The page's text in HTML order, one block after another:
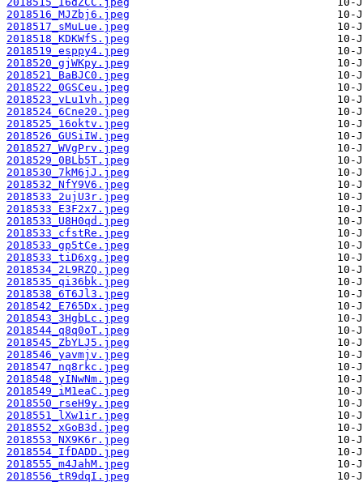
2018516_MJZbj6.jpeg
2018517_sMuLue.jpeg
2018518_KDKWfS.jpeg
2018519_esppy4.jpeg
2018520_gjWKpy.jpeg
2018521_BaBJC0.jpeg
2018522_0GSCeu.jpeg
2018523_vLu1vh.jpeg
2018524_6Cne20.jpeg
2018525_16oktv.jpeg
2018526_GUSiIW.jpeg
2018527_WVgPrv.jpeg
2018529_0BLb5T.jpeg
2018530_7kM6jJ.jpeg
2018532_NfY9V6.jpeg
2018533_2ujU3r.jpeg
2018533_E3F2x7.jpeg
2018533_U8H0qd.jpeg
2018533_cfstRe.jpeg
2018533_gp5tCe.jpeg
2018533_tiD6xg.jpeg
2018534_2L9RZQ.jpeg
2018535_qi36bk.jpeg
2018538_6T6Jl3.jpeg
2018542_E765Dx.jpeg
2018543_3HgbLc.jpeg
2018544_q8q0oT.jpeg
2018545_ZbYLJ5.jpeg
2018546_yavmjv.jpeg
2018547_nq8rkc.jpeg
2018548_yINwNm.jpeg
2018549_iM1eaC.jpeg
2018550_rseH9y.jpeg
2018551_lXw1ir.jpeg
2018552_xGoB3d.jpeg
2018553_NX9K6r.jpeg
2018554_IfDADD.jpeg
2018555_m4JahM.jpeg
2018556_tR9dqI.jpeg